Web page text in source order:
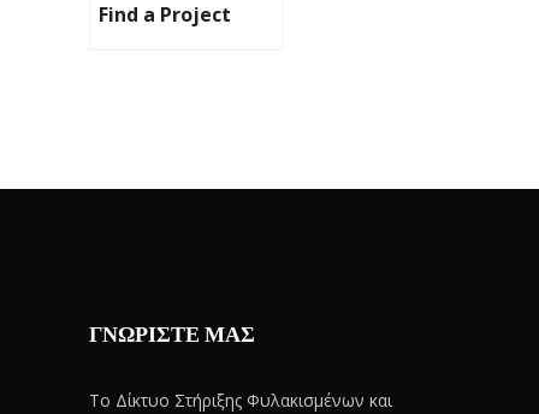
Find a Project
ΓΝΩΡΙΣΤΕ ΜΑΣ
Το Δίκτυο Στήριξης Φυλακισμένων και